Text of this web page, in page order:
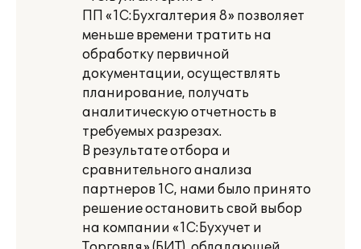
ПП «1С:Бухгалтерия 8» позволяет
меньше времени тратить на
обработку первичной
документации, осуществлять
планирование, получать
аналитическую отчетность в
требуемых разрезах.
В результате отбора и
сравнительного анализа
партнеров 1С, нами было принято
решение остановить свой выбор
на компании «1С:Бухучет и